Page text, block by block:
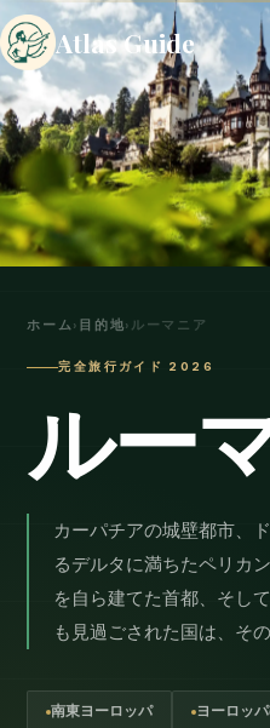
Atlas Guide
ホーム› 目的地› ルーマニア
完全旅行ガイド 2026
ルー
カーパチアの城壁都市、
るデルタに満ちたペリカ
を自ら建てた首都、そし
も見過ごされた国は、そ
南東ヨーロッパ ヨーロッ